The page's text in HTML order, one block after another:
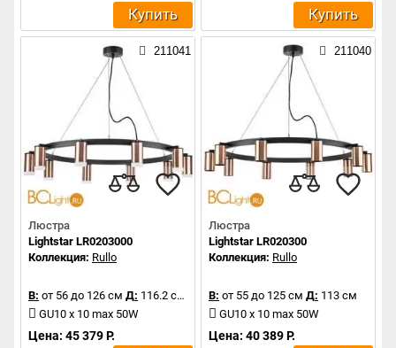
Купить Купить
211041
Люстра
Lightstar LR0203000
Коллекция: Rullo
В: от 56 до 126 см Д: 116.2 см
GU10 x 10 max 50W
Цена: 45 379 Р.
211040
Люстра
Lightstar LR020300
Коллекция: Rullo
В: от 55 до 125 см Д: 113 см
GU10 x 10 max 50W
Цена: 40 389 Р.